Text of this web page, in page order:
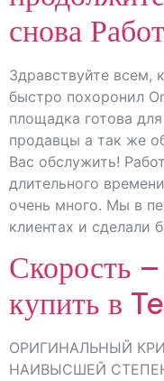
снова
Здравствуйте всем,
быстро похоронил
площадка готова
продавцы а так же
Вас обслужить!
длительного
очень много. Мы в
клиентах и сделали
Скорость
купить в
ОРИГИНАЛЬНЫЙ
НАИВЫСШЕЙ